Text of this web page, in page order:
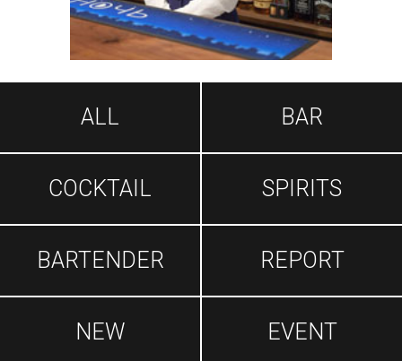
ALL BAR
COCKTAIL SPIRITS
BARTENDER REPORT
NEW EVENT